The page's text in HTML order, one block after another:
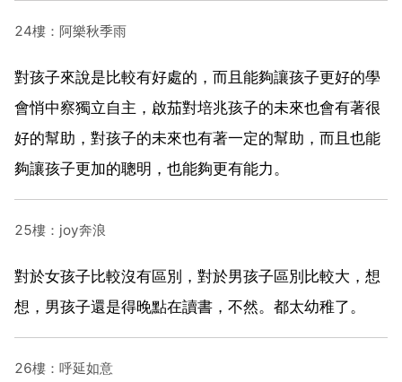
24樓：阿樂秋季雨
對孩子來說是比較有好處的，而且能夠讓孩子更好的學
會悄中察獨立自主，啟茄對培兆孩子的未來也會有著很
好的幫助，對孩子的未來也有著一定的幫助，而且也能
夠讓孩子更加的聰明，也能夠更有能力。
25樓：joy奔浪
對於女孩子比較沒有區別，對於男孩子區別比較大，想
想，男孩子還是得晚點在讀書，不然。都太幼稚了。
26樓：呼延如意